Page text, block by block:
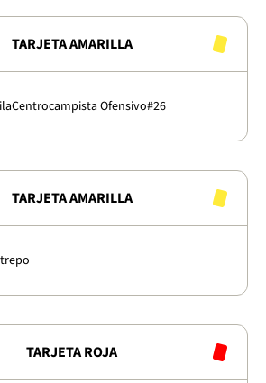
TARJETA AMARILLA
Centrocampista Ofensivo#26
TARJETA AMARILLA
TARJETA ROJA